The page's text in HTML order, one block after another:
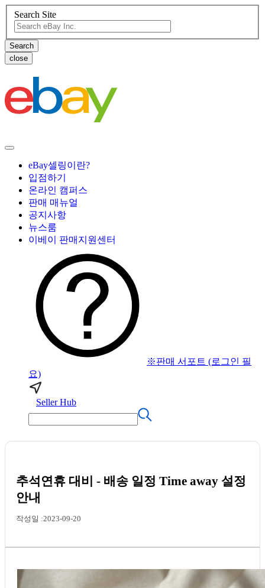
Search Site
close
eBay셀링이란?
입점하기
온라인 캠퍼스
판매 매뉴얼
공지사항
뉴스룸
이베이 판매지원센터
※판매 서포트 (로그인 필
요)
Seller Hub
추석연휴 대비 - 배송 일정 Time away 설정
안내
작성일 :2023-09-20